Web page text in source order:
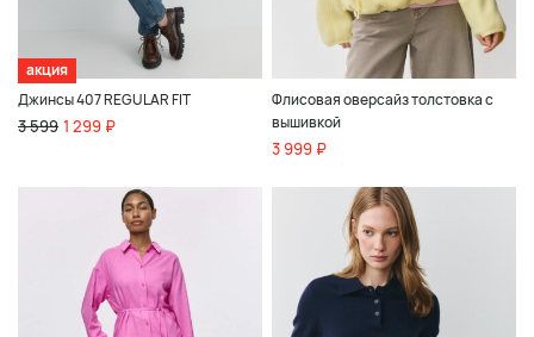
акция
Джинсы 407 REGULAR FIT
3 599 1 299 ₽
Флисовая оверсайз толстовка с
вышивкой
3 999 ₽